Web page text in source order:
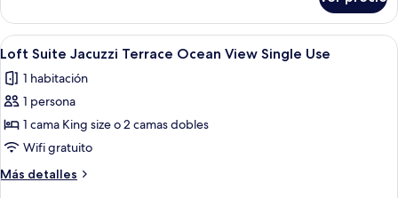
Single
Use
Suite
Ocean
View
Use
Abrir
todas
las
fotos
de
Loft
Suite
Jacuzzi
Un balcón con vista a un área de
7
Loft Suite Jacuzzi Terrace Ocean View Single Use
1 habitación
1 persona
1 cama King size o 2 camas dobles
Wifi gratuito
Más detalles
Más